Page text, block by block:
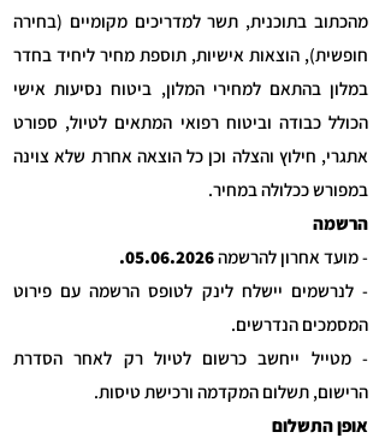
מהכתוב בתוכנית, תשר למדריכים מקומיים (בחירה
חופשית), הוצאות אישיות, תוספת מחיר ליחיד בחדר
במלון בהתאם למחירי המלון, ביטוח נסיעות אישי
הכולל כבודה וביטוח רפואי המתאים לטיול, ספורט
אתגרי, חילוץ והצלה וכן כל הוצאה אחרת שלא צוינה
במפורש ככלולה במחיר.
הרשמה
- מועד אחרון להרשמה05.06.2026
.
- לנרשמים יישלח לינק לטופס הרשמהעם פירוט
המסמכים הנדרשים.
- מטייל ייחשב כרשום לטיול רק לאחר הסדרת
הרישום, תשלום המקדמה ורכישת טיסות.
אופן התשלום